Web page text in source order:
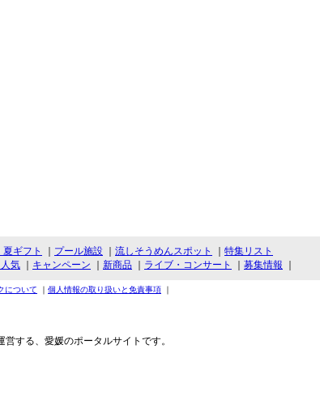
夏ギフト プール施設 流しそうめんスポット
特集リスト
気 キャンペーン 新商品 ライブ・コンサート 募集情報
について ｜ 個人情報の取り扱いと免責事項 ｜
営する、愛媛のポータルサイトです。